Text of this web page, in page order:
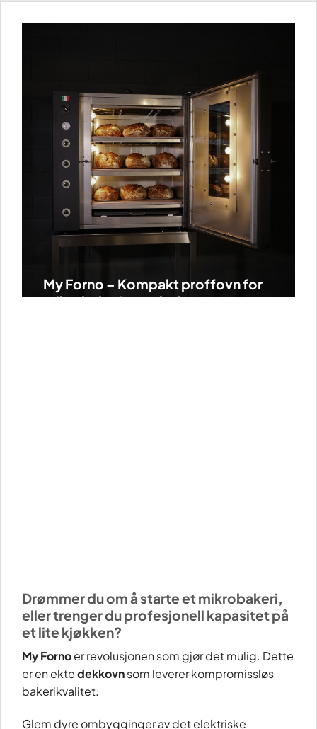
My Forno – Kompakt proffovn for
mikrobakerier og kafeer
Drømmer du om å starte et mikrobakeri,
eller trenger du profesjonell kapasitet på
et lite kjøkken?
My Fornoer revolusjonen som gjør det mulig. Dette
er en ektedekkovnsom leverer kompromissløs
bakerikvalitet.
Glem dyre ombygginger av det elektriske